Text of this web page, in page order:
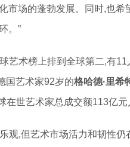
市场的蓬勃发展。同时,也
。”
艺术榜上排到全球第二,有
国艺术家92岁的格哈德·里希
在世艺术家总成交额113亿
观,但艺术市场活力和韧性